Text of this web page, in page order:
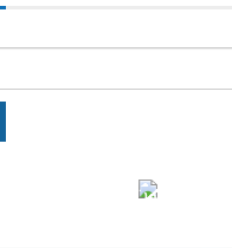
لقانون النفاذ إلى